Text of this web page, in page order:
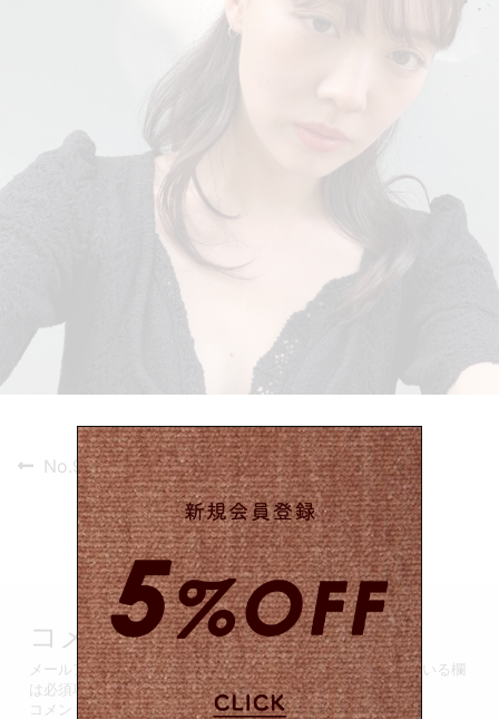
投
ゲ
ー
Previous
post:
No.973
コメントを残す
メールアドレスが公開されることはありません。 *が付いている欄
は必須項目です
コメント